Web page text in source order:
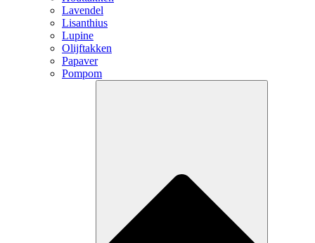
Lavendel
Lisanthius
Lupine
Olijftakken
Papaver
Pompom